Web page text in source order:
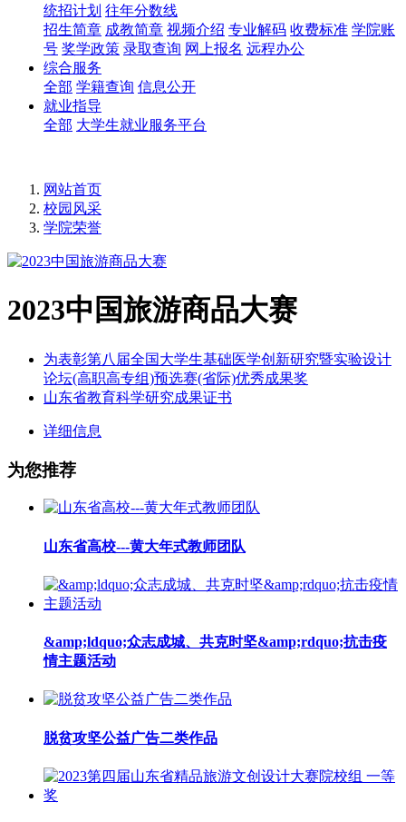
统招计划 往年分数线
招生简章 成教简章 视频介绍 专业解码 收费标准 学院账
号 奖学政策 录取查询 网上报名 远程办公
综合服务
全部 学籍查询 信息公开
就业指导
全部 大学生就业服务平台
网站首页
校园风采
学院荣誉
2023中国旅游商品大赛
为表彰第八届全国大学生基础医学创新研究暨实验设计
论坛(高职高专组)预选赛(省际)优秀成果奖
山东省教育科学研究成果证书
详细信息
为您推荐
山东省高校---黄大年式教师团队
&amp;ldquo;众志成城、共克时坚&amp;rdquo;抗击疫
情主题活动
脱贫攻坚公益广告二类作品